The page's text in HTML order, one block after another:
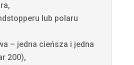
lub polaru
– jedna cieńsza i jedna
200),